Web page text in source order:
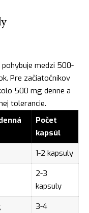
pohybuje medzi 500-
Pre začiatočníkov
500 mg denne a
tolerancie.
Počet
kapsúl
1-2 kapsuly
2-3
kapsuly
3-4